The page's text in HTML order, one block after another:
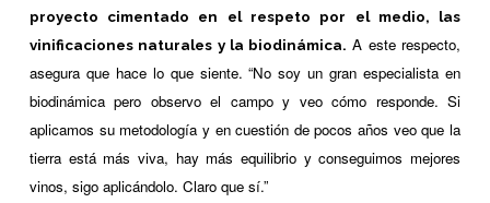
proyecto cimentado en el respeto por el medio, las
vinificaciones naturales y la biodinámica. A este respecto,
asegura que hace lo que siente. “No soy un gran especialista en
biodinámica pero observo el campo y veo cómo responde. Si
aplicamos su metodología y en cuestión de pocos años veo que la
tierra está más viva, hay más equilibrio y conseguimos mejores
vinos, sigo aplicándolo. Claro que sí.”